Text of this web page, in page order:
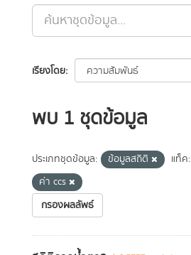
เรียงโดย
พบ 1 ชุดข้อมูล
ประเภทชุดข้อมูล: ข้อมูลสถิติ แท็ค:
ค่า ccs
กรองผลลัพธ์